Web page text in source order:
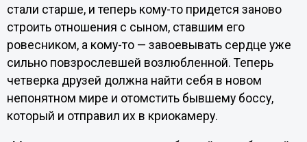
стали старше, и теперь кому-то придется заново
строить отношения с сыном, ставшим его
ровесником, а кому-то — завоевывать сердце уже
сильно повзрослевшей возлюбленной. Теперь
четверка друзей должна найти себя в новом
непонятном мире и отомстить бывшему боссу,
который и отправил их в криокамеру.